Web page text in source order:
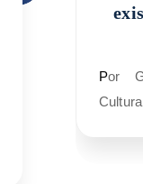
Por Guilherme Marra, Secretário de